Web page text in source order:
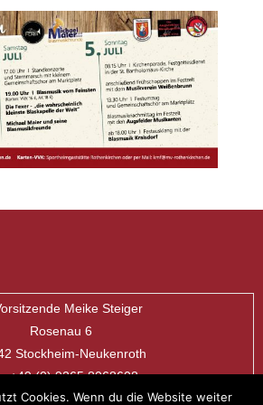
Meike Steiger
Rosenau 6
Stockheim-Neukenroth
+49 (0) 9265 8068608
rothenkirchen.de
Cookies. Wenn du die Website weiter